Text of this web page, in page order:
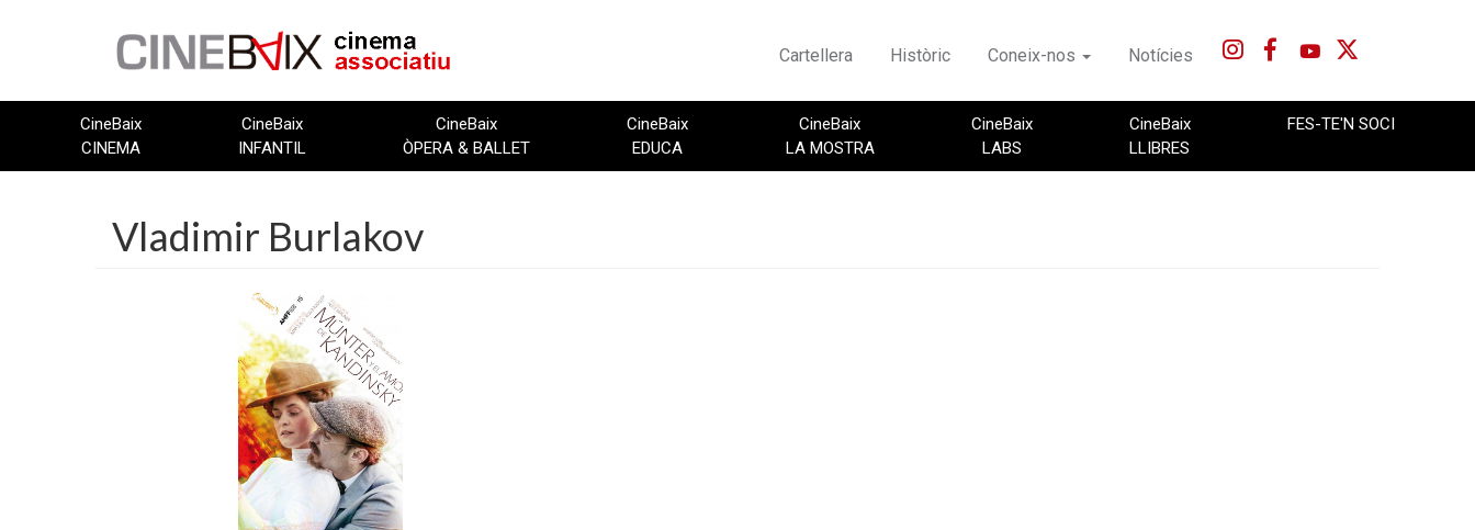
Cartellera Històric Coneix-nos Notícies
CineBaix
CINEMA
CineBaix
INFANTIL
CineBaix
ÒPERA & BALLET
CineBaix
EDUCA
CineBaix
LA MOSTRA
CineBaix
LABS
CineBaix
LLIBRES
FES-TE'N SOCI
Vladimir Burlakov